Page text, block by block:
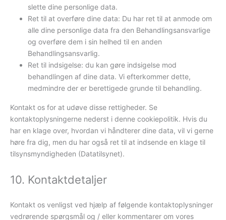
slette dine personlige data.
Ret til at overføre dine data: Du har ret til at anmode om
alle dine personlige data fra den Behandlingsansvarlige
og overføre dem i sin helhed til en anden
Behandlingsansvarlig.
Ret til indsigelse: du kan gøre indsigelse mod
behandlingen af ​​dine data. Vi efterkommer dette,
medmindre der er berettigede grunde til behandling.
Kontakt os for at udøve disse rettigheder. Se
kontaktoplysningerne nederst i denne cookiepolitik. Hvis du
har en klage over, hvordan vi håndterer dine data, vil vi gerne
høre fra dig, men du har også ret til at indsende en klage til
tilsynsmyndigheden (Datatilsynet).
10. Kontaktdetaljer
Kontakt os venligst ved hjælp af følgende kontaktoplysninger
vedrørende spørgsmål og / eller kommentarer om vores